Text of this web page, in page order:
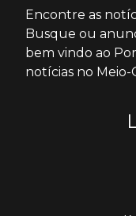
Encontre as
Busque ou
bem vindo ao
notícias no Meio-